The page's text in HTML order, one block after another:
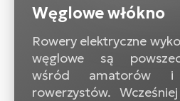
Węglowe włókno
Rowery elektryczne
węglowe są
wśród amatorów i
rowerzystów.